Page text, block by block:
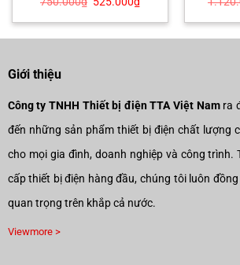
là:
hiện
tại
525.000₫.
Giới thiệu
Công ty TNHH Thiết bị điện TTA Việt Namra
đến những sản phẩm thiết bị điện chất lượng
cho mọi gia đình, doanh nghiệp và công trình.
cấp thiết bị điện hàng đầu, chúng tôi luôn
quan trọng trên khắp cả nước.
Viewmore >